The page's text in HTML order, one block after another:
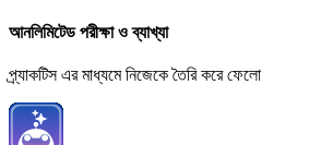
আনলিমিটেড পরীক্ষা ও ব্যাখ্যা
প্র্যাকটিস এর মাধ্যমে নিজেকে তৈরি করে ফেলো